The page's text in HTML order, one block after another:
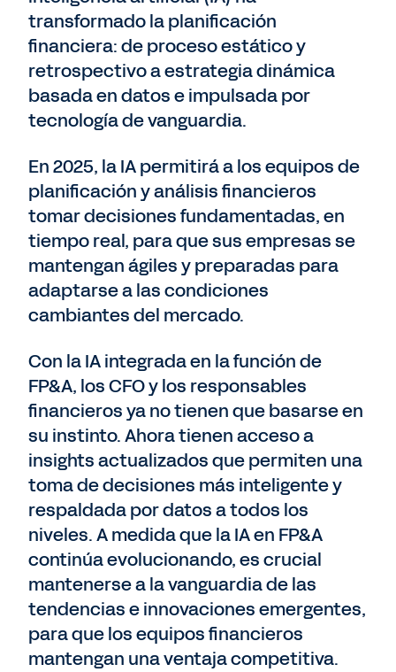
transformado la planificación
financiera: de proceso estático y
retrospectivo a estrategia dinámica
basada en datos e impulsada por
tecnología de vanguardia.
En 2025, la IA permitirá a los equipos de
planificación y análisis financieros
tomar decisiones fundamentadas, en
tiempo real, para que sus empresas se
mantengan ágiles y preparadas para
adaptarse a las condiciones
cambiantes del mercado.
Con la IA integrada en la función de
FP&A, los CFO y los responsables
financieros ya no tienen que basarse en
su instinto. Ahora tienen acceso a
insights actualizados que permiten una
toma de decisiones más inteligente y
respaldada por datos a todos los
niveles. A medida que la IA en FP&A
continúa evolucionando, es crucial
mantenerse a la vanguardia de las
tendencias e innovaciones emergentes,
para que los equipos financieros
mantengan una ventaja competitiva.